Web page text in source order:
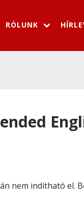
RÓLUNK
nem indítható el.